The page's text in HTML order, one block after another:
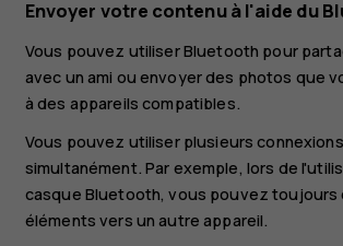
Envoyer votre contenu à l'aide du
Vous pouvez utiliser Bluetooth pour
avec un ami ou envoyer des photos que
à des appareils compatibles.
Vous pouvez utiliser plusieurs
simultanément. Par exemple, lors de
casque Bluetooth, vous pouvez toujours
éléments vers un autre appareil.